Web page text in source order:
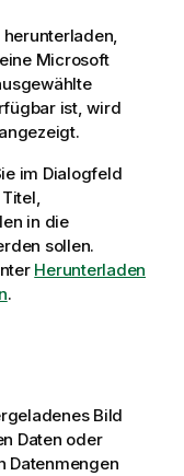
eine Microsoft
ist, wird
im Dialogfeld
in die
sollen.
Herunterladen
.
Bild
Daten oder
Datenmengen